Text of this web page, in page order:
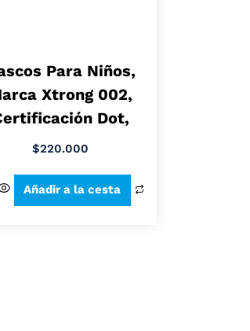
Para Niños,
Xtrong 002,
Dot,
$220.000
Añadir a la cesta